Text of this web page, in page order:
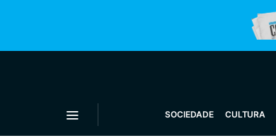
SOCIEDADE CULTURA